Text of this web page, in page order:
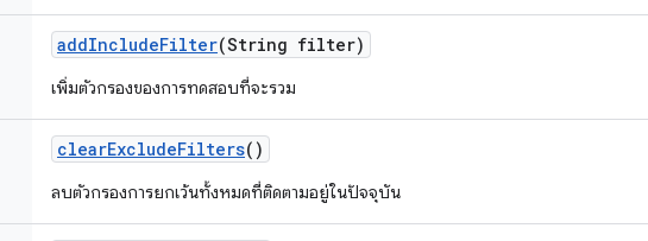
addIncludeFilter(String filter)
เพิ่มตัวกรองของการทดสอบที่จะรวม
clearExcludeFilters()
ลบตัวกรองการยกเว้นทั้งหมดที่ติดตามอยู่ในปัจจุบัน